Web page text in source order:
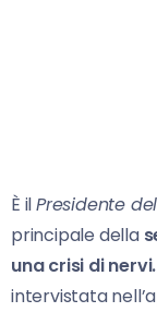
È ilPresidente
principale della
una crisi di nervi.
intervistata